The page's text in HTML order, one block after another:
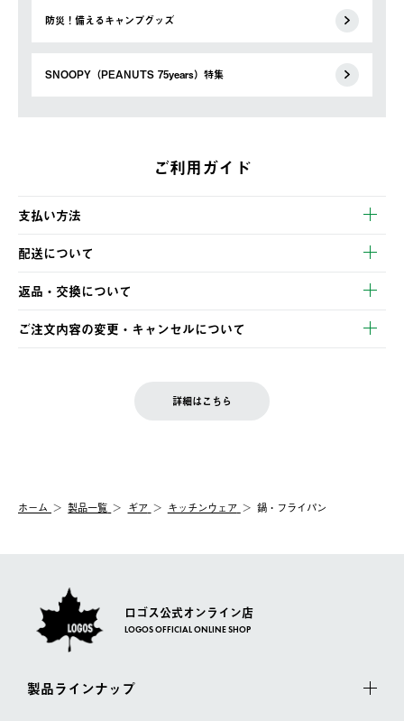
防災！備えるキャンプグッズ
SNOOPY（PEANUTS 75years）特集
ご利用ガイド
支払い方法
以下のいずれかの方法でお支払いいただけます。
・クレジットカード決済
・コンビニ決済
・Pay-easy決済
配送について
【発送スケジュール】
ご注文・ご入金完了より2営業日以内に商品を発送いたします。
土日祝の発送はございませんので、木曜日以降のご注文は週明け
の発送となる場合がございます。
【配送業者】
佐川急便にて配送されます。
返品・交換について
※お客様都合の場合
お客様都合の返品にかかる送料は、お客様ご負担とさせていただ
一度お手元の商品を返品いただき、ご希望商品を再注文してくだ
ご注文内容の変更・キャンセルについて
LOGOS FAMILY会員の方は、会員マイページ内 購入履歴画面に
詳細はこちら
ホーム 製品一覧 ギア キッチンウェア 鍋・フライパン
ロゴス公式オンライン店
LOGOS OFFICIAL ONLINE SHOP
製品ラインナップ